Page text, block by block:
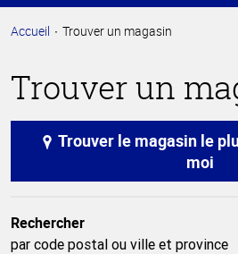
principale
Accueil Trouver un magasin
Trouver un
moi
Rechercher
par code postal ou ville et province